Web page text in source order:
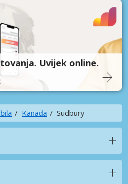
Uvijek online.
Kanada Sudbury